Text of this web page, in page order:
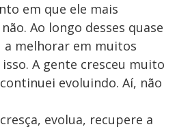
em que ele mais
Ao longo desses quase
a melhorar em muitos
A gente cresceu muito
evoluindo. Aí, não
evolua, recupere a